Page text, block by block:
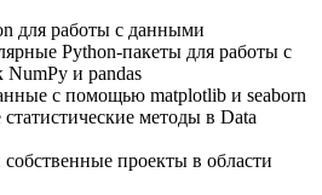
для работы с данными
Python-пакеты для работы с
NumPy и pandas
с помощью matplotlib и seaborn
методы в Data
собственные проекты в области